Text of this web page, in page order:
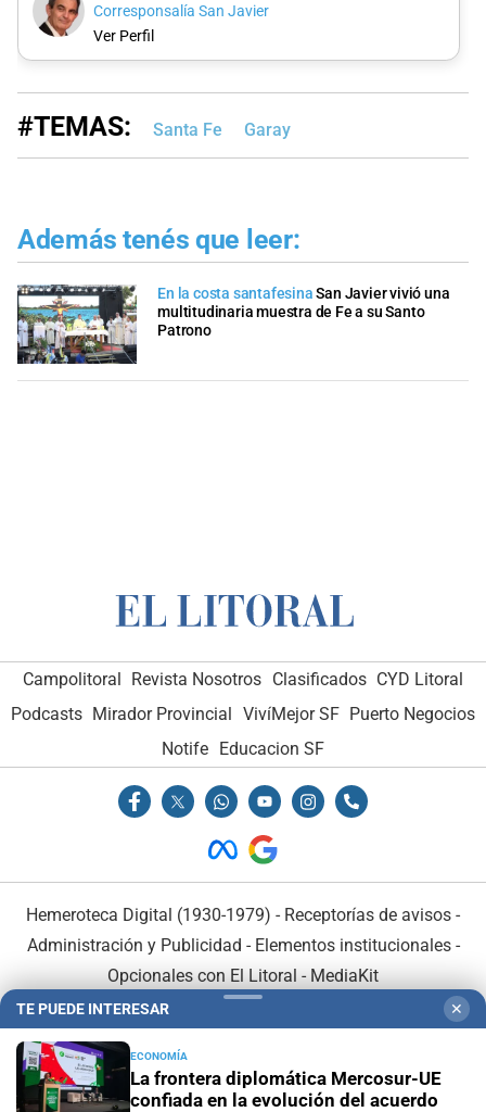
Corresponsalía San Javier
Ver Perfil
#TEMAS: Santa Fe Garay
Además tenés que leer:
En la costa santafesina San Javier vivió una
multitudinaria muestra de Fe a su Santo
Patrono
Campolitoral Revista Nosotros Clasificados CYD Litoral
Podcasts Mirador Provincial VivíMejor SF Puerto Negocios
Notife Educacion SF
Hemeroteca Digital (1930-1979) - Receptorías de avisos -
Administración y Publicidad - Elementos institucionales-
Opcionales con El Litoral - MediaKit
TE PUEDE INTERESAR ✕
ECONOMÍA
La frontera diplomática Mercosur-UE
confiada en la evolución del acuerdo